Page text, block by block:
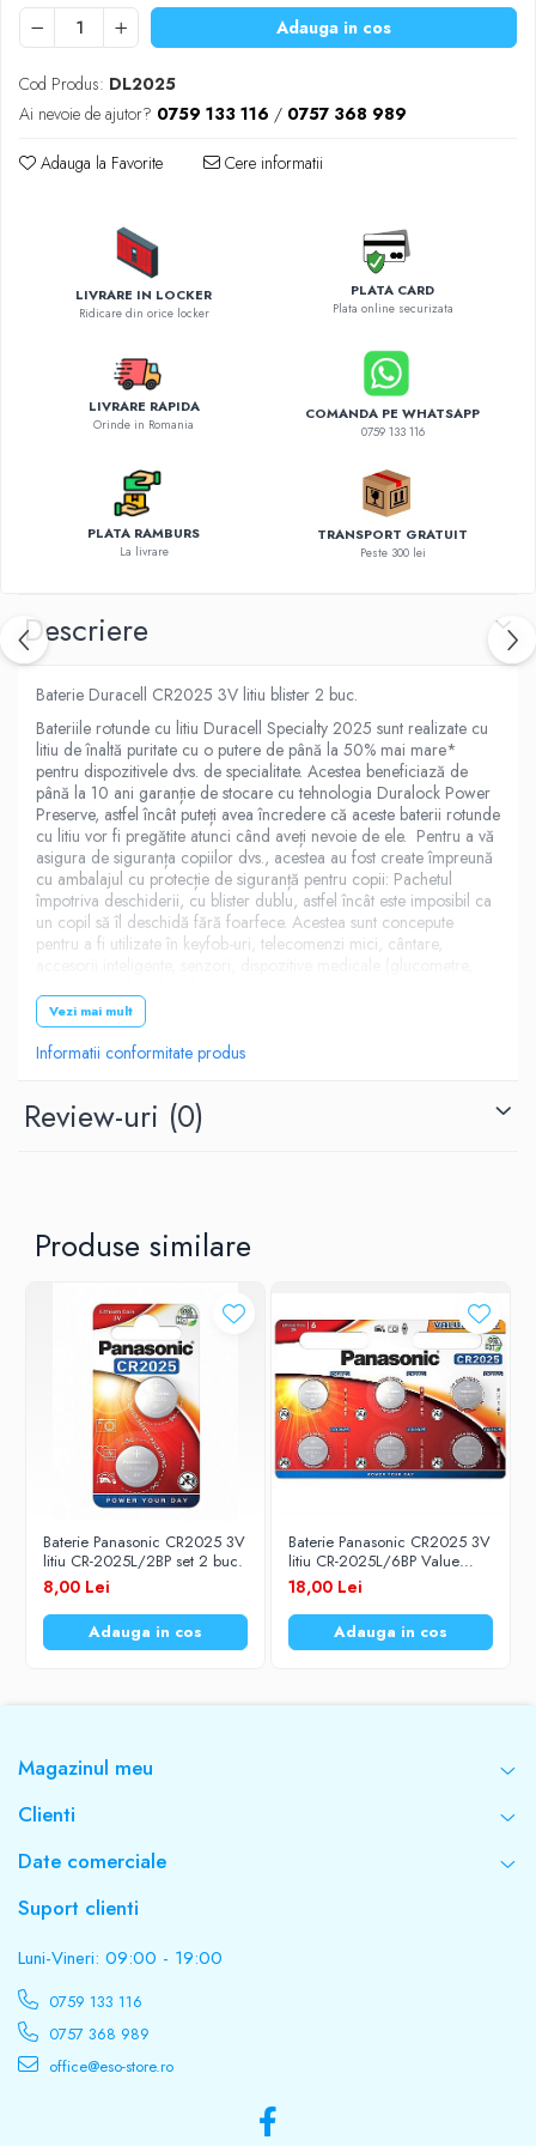
Diverse accesorii auto
Carcase protectie NOCO BOOST
Invertoare Auto
Incarcator masina electrica
Compresoare
Adauga in cos
Cod Produs: DL2025
Ai nevoie de ajutor? 0759 133 116 / 0757 368 989
Adauga la Favorite Cere informatii
LIVRARE IN LOCKER
Ridicare din orice locker
PLATA CARD
Plata online securizata
LIVRARE RAPIDA
Orinde in Romania
COMANDA PE WHATSAPP
0759 133 116
PLATA RAMBURS
La livrare
TRANSPORT GRATUIT
Peste 300 lei
Descriere
Baterie Duracell CR2025 3V litiu blister 2 buc.
Bateriile rotunde cu litiu Duracell Specialty 2025 sunt realizate cu
litiu de înaltă puritate cu o putere de până la 50% mai mare*
pentru dispozitivele dvs. de specialitate. Acestea beneficiază de
până la 10 ani garanție de stocare cu tehnologia Duralock Power
Preserve, astfel încât puteți avea încredere că aceste baterii rotunde
cu litiu vor fi pregătite atunci când aveți nevoie de ele. Pentru a vă
asigura de siguranța copiilor dvs., acestea au fost create împreună
cu ambalajul cu protecție de siguranță pentru copii: Pachetul
împotriva deschiderii, cu blister dublu, astfel încât este imposibil ca
un copil să îl deschidă fără foarfece. Acestea sunt concepute
pentru a fi utilizate în keyfob-uri, telecomenzi mici, cântare,
accesorii pentru biciclete).
Diametru: 20mm Inaltime: 2.5mm
LM2025, SB-T14, LF1/2V, 5003LC
Vezi mai mult
Informatii conformitate produs
Review-uri (0)
Produse similare
Baterie Panasonic CR2025 3V
litiu CR-2025L/2BP set 2 buc.
8,00 Lei
Adauga in cos
Baterie Panasonic CR2025 3V
litiu CR-2025L/6BP Value
Pack set 6 buc.
18,00 Lei
Adauga in cos
Magazinul meu
Clienti
Date comerciale
Suport clienti
Luni-Vineri: 09:00 - 19:00
0759 133 116
0757 368 989
office@eso-store.ro